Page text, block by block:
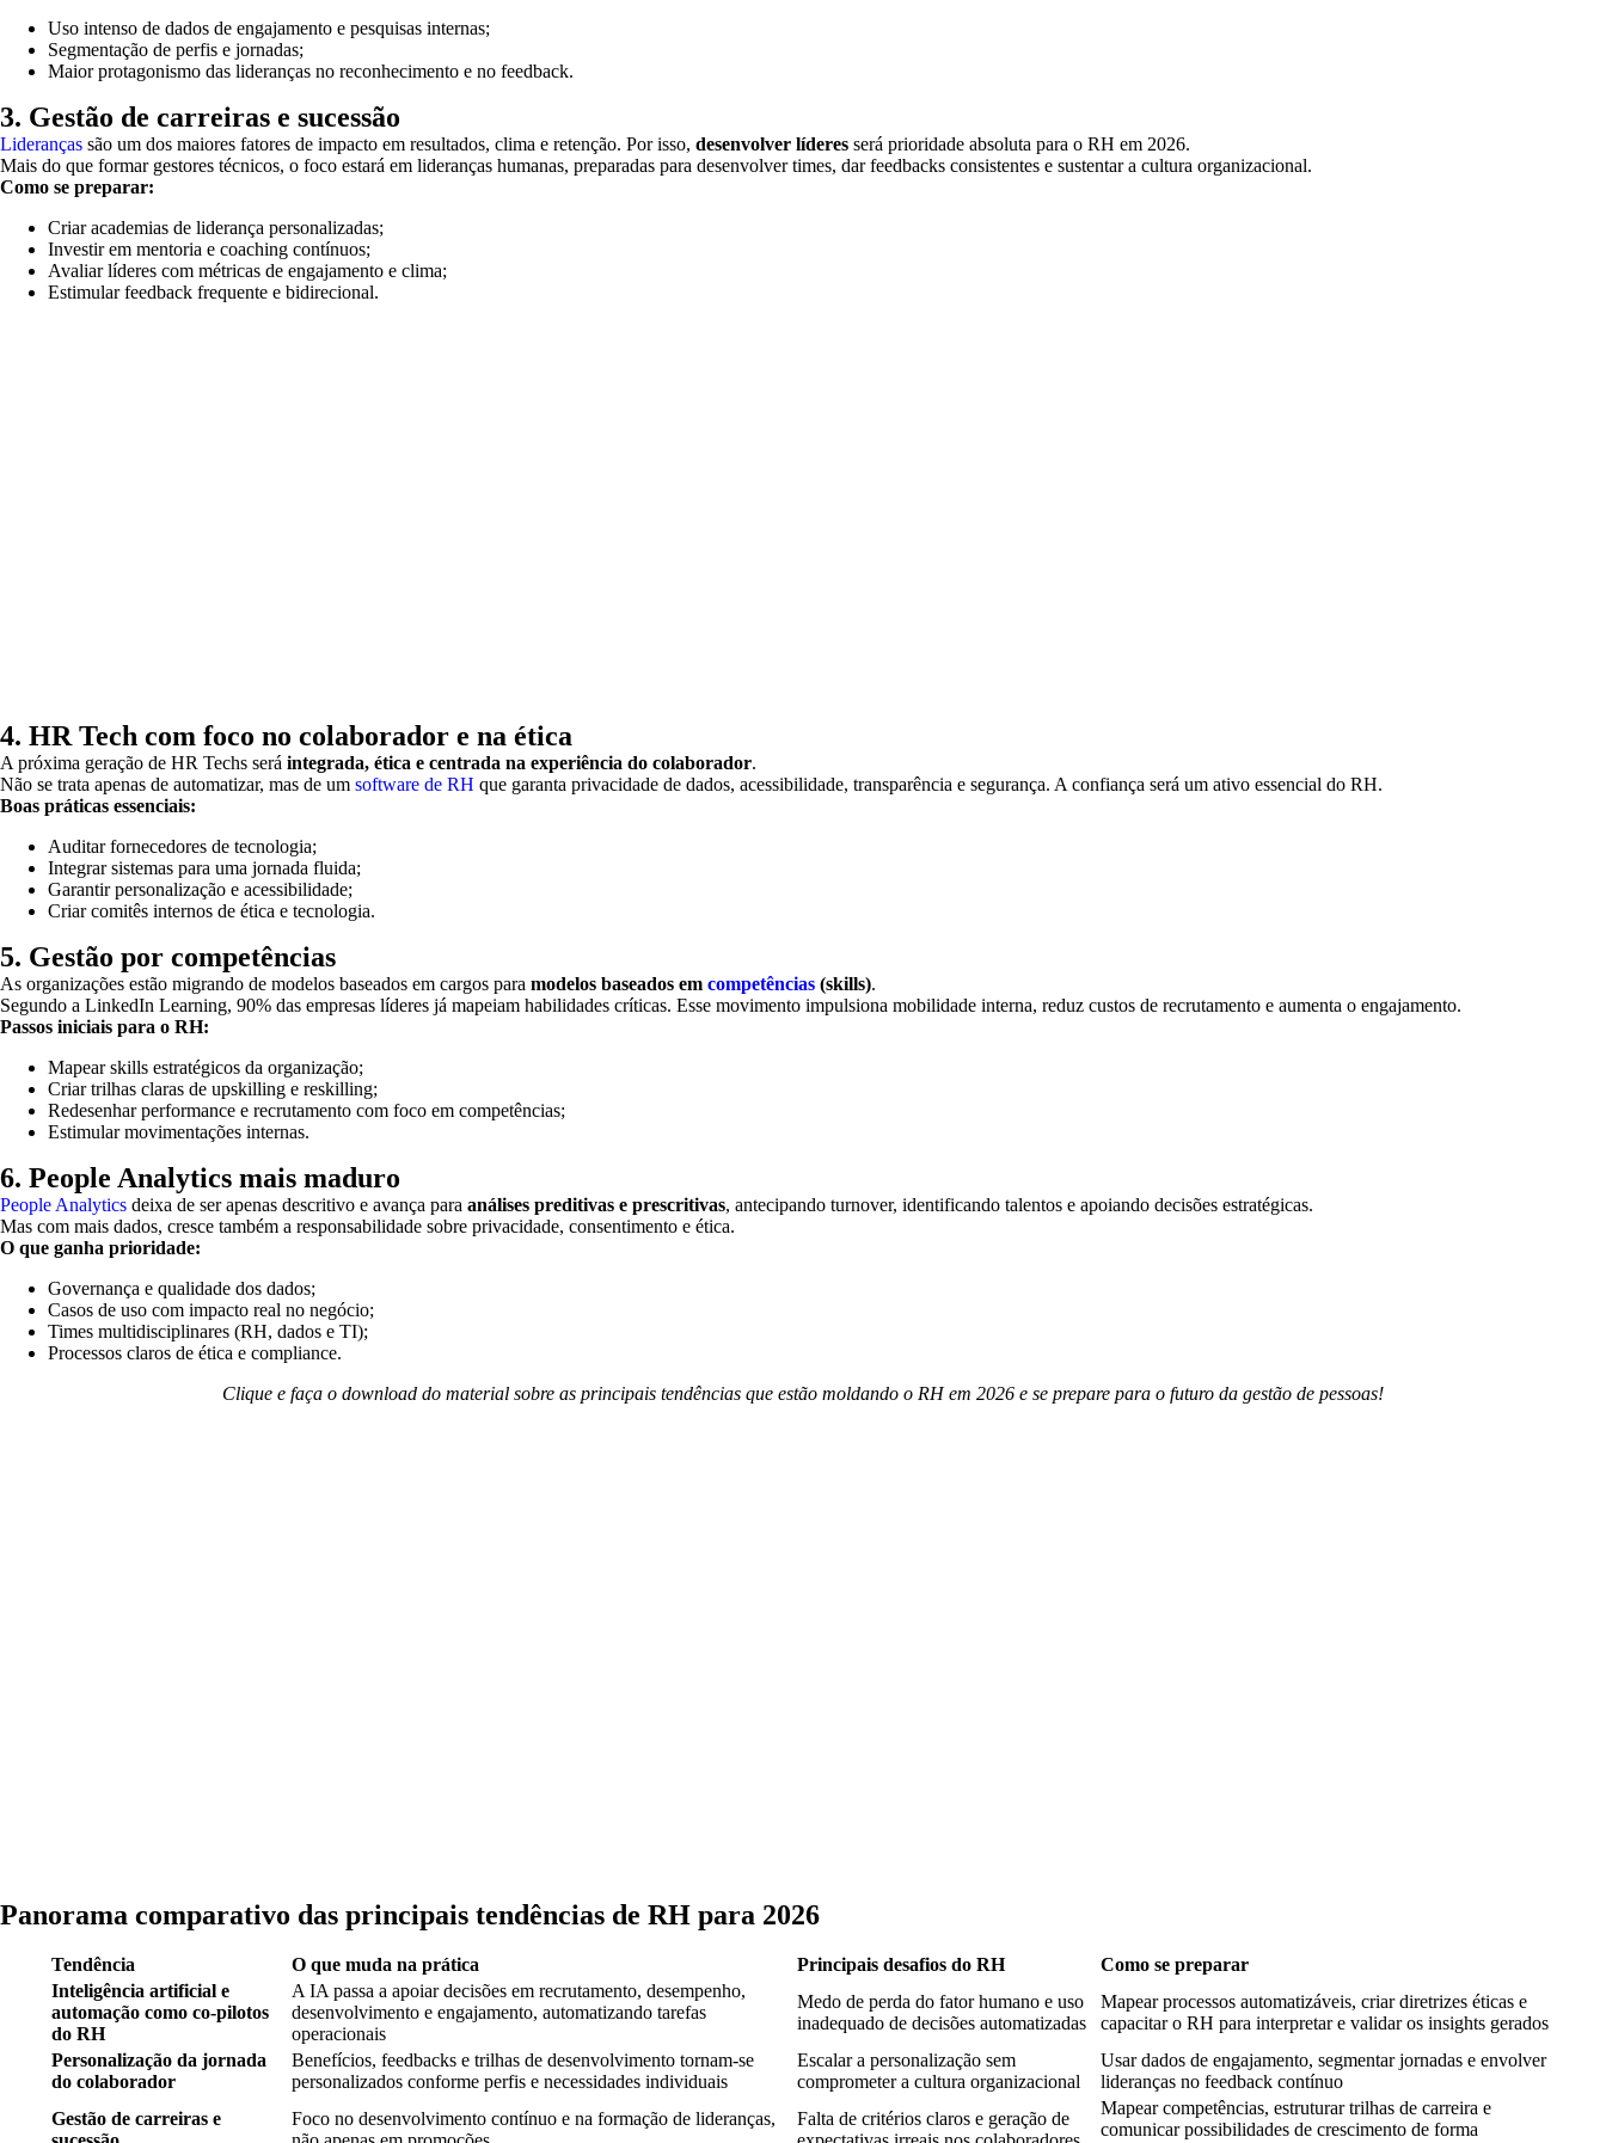
Uso intenso de dados de engajamento e pesquisas internas;
Segmentação de perfis e jornadas;
Maior protagonismo das lideranças no reconhecimento e no feedback.
3. Gestão de carreiras e sucessão
Lideranças são um dos maiores fatores de impacto em resultados, clima e retenção. Por isso, desenvolver líderes será prioridade absoluta para o RH em 2026.
Mais do que formar gestores técnicos, o foco estará em lideranças humanas, preparadas para desenvolver times, dar feedbacks consistentes e sustentar a cultura organizacional.
Como se preparar:
Criar academias de liderança personalizadas;
Investir em mentoria e coaching contínuos;
Avaliar líderes com métricas de engajamento e clima;
Estimular feedback frequente e bidirecional.
4. HR Tech com foco no colaborador e na ética
A próxima geração de HR Techs será integrada, ética e centrada na experiência do colaborador.
Não se trata apenas de automatizar, mas de um software de RH que garanta privacidade de dados, acessibilidade, transparência e segurança. A confiança será um ativo essencial do RH.
Boas práticas essenciais:
Auditar fornecedores de tecnologia;
Integrar sistemas para uma jornada fluida;
Garantir personalização e acessibilidade;
Criar comitês internos de ética e tecnologia.
5. Gestão por competências
As organizações estão migrando de modelos baseados em cargos para modelos baseados em competências (skills).
Segundo a LinkedIn Learning, 90% das empresas líderes já mapeiam habilidades críticas. Esse movimento impulsiona mobilidade interna, reduz custos de recrutamento e aumenta o engajamento.
Passos iniciais para o RH:
Mapear skills estratégicos da organização;
Criar trilhas claras de upskilling e reskilling;
Redesenhar performance e recrutamento com foco em competências;
Estimular movimentações internas.
6. People Analytics mais maduro
People Analytics deixa de ser apenas descritivo e avança para análises preditivas e prescritivas, antecipando turnover, identificando talentos e apoiando decisões estratégicas.
Mas com mais dados, cresce também a responsabilidade sobre privacidade, consentimento e ética.
O que ganha prioridade:
Governança e qualidade dos dados;
Casos de uso com impacto real no negócio;
Times multidisciplinares (RH, dados e TI);
Processos claros de ética e compliance.
Clique e faça o download do material sobre as principais tendências que estão moldando o RH em 2026 e se prepare para o futuro da gestão de pessoas!
Panorama comparativo das principais tendências de RH para 2026
Tendência O que muda na prática Principais desafios do RH
Como se preparar
Inteligência artificial e
automação como co-pilotos
do RH
A IA passa a apoiar decisões em recrutamento, desempenho,
desenvolvimento e engajamento, automatizando tarefas
operacionais
Medo de perda do fator humano e uso
inadequado de decisões automatizadas
Mapear processos automatizáveis, criar diretrizes éticas e
capacitar o RH para interpretar e validar os insights gerados
Personalização da jornada
do colaborador
Benefícios, feedbacks e trilhas de desenvolvimento tornam-se
personalizados conforme perfis e necessidades individuais
Escalar a personalização sem
comprometer a cultura organizacional
Usar dados de engajamento, segmentar jornadas e envolver
lideranças no feedback contínuo
Gestão de carreiras e
Foco no desenvolvimento contínuo e na formação de lideranças,
Falta de critérios claros e geração de
Mapear competências, estruturar trilhas de carreira e
comunicar possibilidades de crescimento de forma